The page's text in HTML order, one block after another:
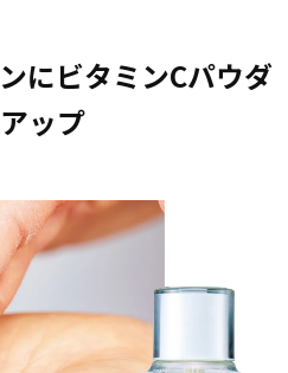
にビタミンCパウダ
ップ